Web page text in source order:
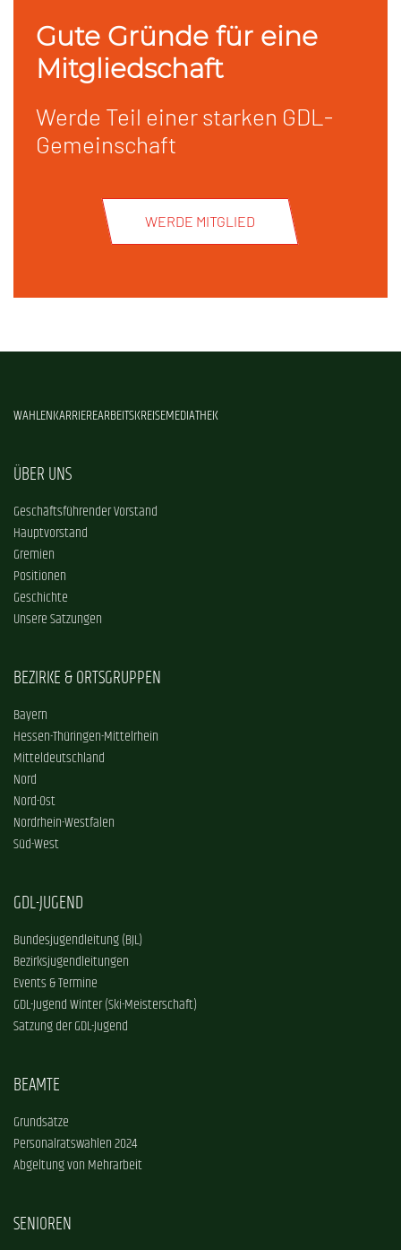
Gute Gründe für eine
Mitgliedschaft
Werde Teil einer starken GDL-
Gemeinschaft
WERDE MITGLIED
WAHLENKARRIEREARBEITSKREISEMEDIATHEK
ÜBER UNS
Geschäftsführender Vorstand
Hauptvorstand
Gremien
Positionen
Geschichte
Unsere Satzungen
BEZIRKE & ORTSGRUPPEN
Bayern
Hessen-Thüringen-Mittelrhein
Mitteldeutschland
Nord
Nord-Ost
Nordrhein-Westfalen
Süd-West
GDL-JUGEND
Bundesjugendleitung (BJL)
Bezirksjugendleitungen
Events & Termine
GDL-Jugend Winter (Ski-Meisterschaft)
Satzung der GDL-Jugend
BEAMTE
Grundsätze
Personalratswahlen 2024
Abgeltung von Mehrarbeit
SENIOREN